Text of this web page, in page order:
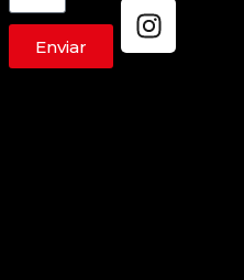
Enviar